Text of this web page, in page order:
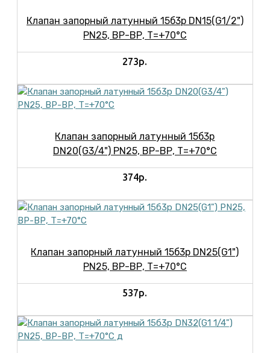
Клапан запорный латунный 15б3р DN15(G1/2")
PN25, ВР-ВР, Т=+70°С
273р.
Клапан запорный латунный 15б3р
DN20(G3/4") PN25, ВР-ВР, Т=+70°С
374р.
Клапан запорный латунный 15б3р DN25(G1")
PN25, ВР-ВР, Т=+70°С
537р.